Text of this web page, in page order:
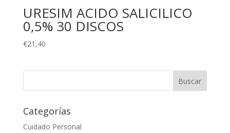
URESIM ACIDO SALICILICO
0,5% 30 DISCOS
€21,40
Categorías
Cuidado Personal